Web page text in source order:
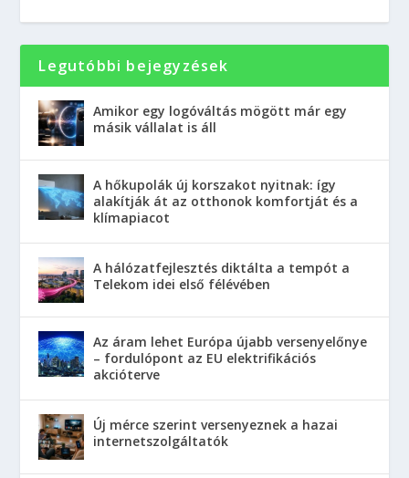
Legutóbbi bejegyzések
Amikor egy logóváltás mögött már egy
másik vállalat is áll
A hőkupolák új korszakot nyitnak: így
alakítják át az otthonok komfortját és a
klímapiacot
A hálózatfejlesztés diktálta a tempót a
Telekom idei első félévében
Az áram lehet Európa újabb versenyelőnye
– fordulópont az EU elektrifikációs
akcióterve
Új mérce szerint versenyeznek a hazai
internetszolgáltatók